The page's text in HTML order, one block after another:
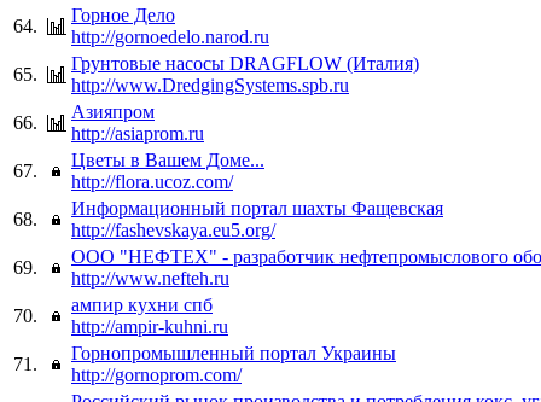
64.
Горное Дело
http://gornoedelo.narod.ru
65.
Грунтовые насосы DRAGFLOW (Италия)
http://www.DredgingSystems.spb.ru
66.
Азияпром
http://asiaprom.ru
67.
Цветы в Вашем Доме...
http://flora.ucoz.com/
68.
Информационный портал шахты Фащевская
http://fashevskaya.eu5.org/
69.
ООО "НЕФТЕХ" - разработчик нефтепромыслового
http://www.nefteh.ru
70.
ампир кухни спб
http://ampir-kuhni.ru
71.
Горнопромышленный портал Украины
http://gornoprom.com/